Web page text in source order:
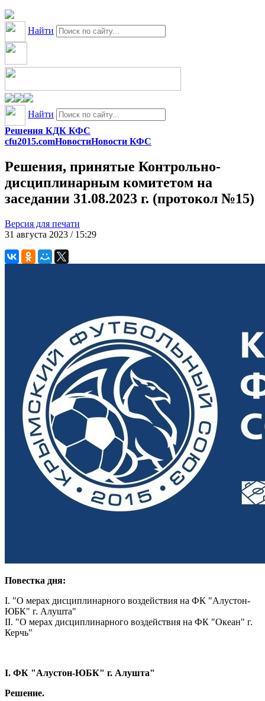
Найти
Найти
Решения КДК КФС
cfu2015.comНовостиНовости КФС
Решения, принятые Контрольно-
дисциплинарным комитетом на
заседании 31.08.2023 г. (протокол №15)
Версия для печати
31 августа 2023 / 15:29
Повестка дня:
I. "О мерах дисциплинарного воздействия на ФК "Алустон-
ЮБК" г. Алушта"
II. "О мерах дисциплинарного воздействия на ФК "Океан" г.
Керчь"
I. ФК "Алустон-ЮБК" г. Алушта"
Решение.